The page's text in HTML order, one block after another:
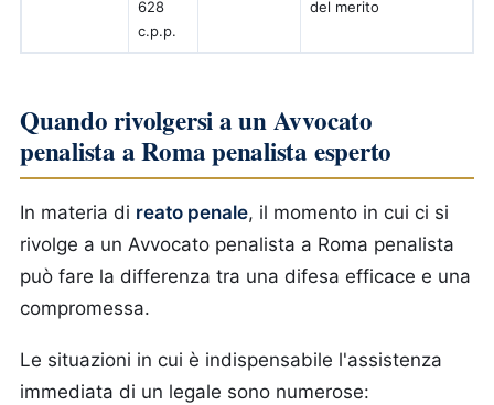
628
c.p.p.
del merito
Quando rivolgersi a un Avvocato
penalista a Roma penalista esperto
In materia di reato penale, il momento in cui ci si
rivolge a un Avvocato penalista a Roma penalista
può fare la differenza tra una difesa efficace e una
compromessa.
Le situazioni in cui è indispensabile l'assistenza
immediata di un legale sono numerose: